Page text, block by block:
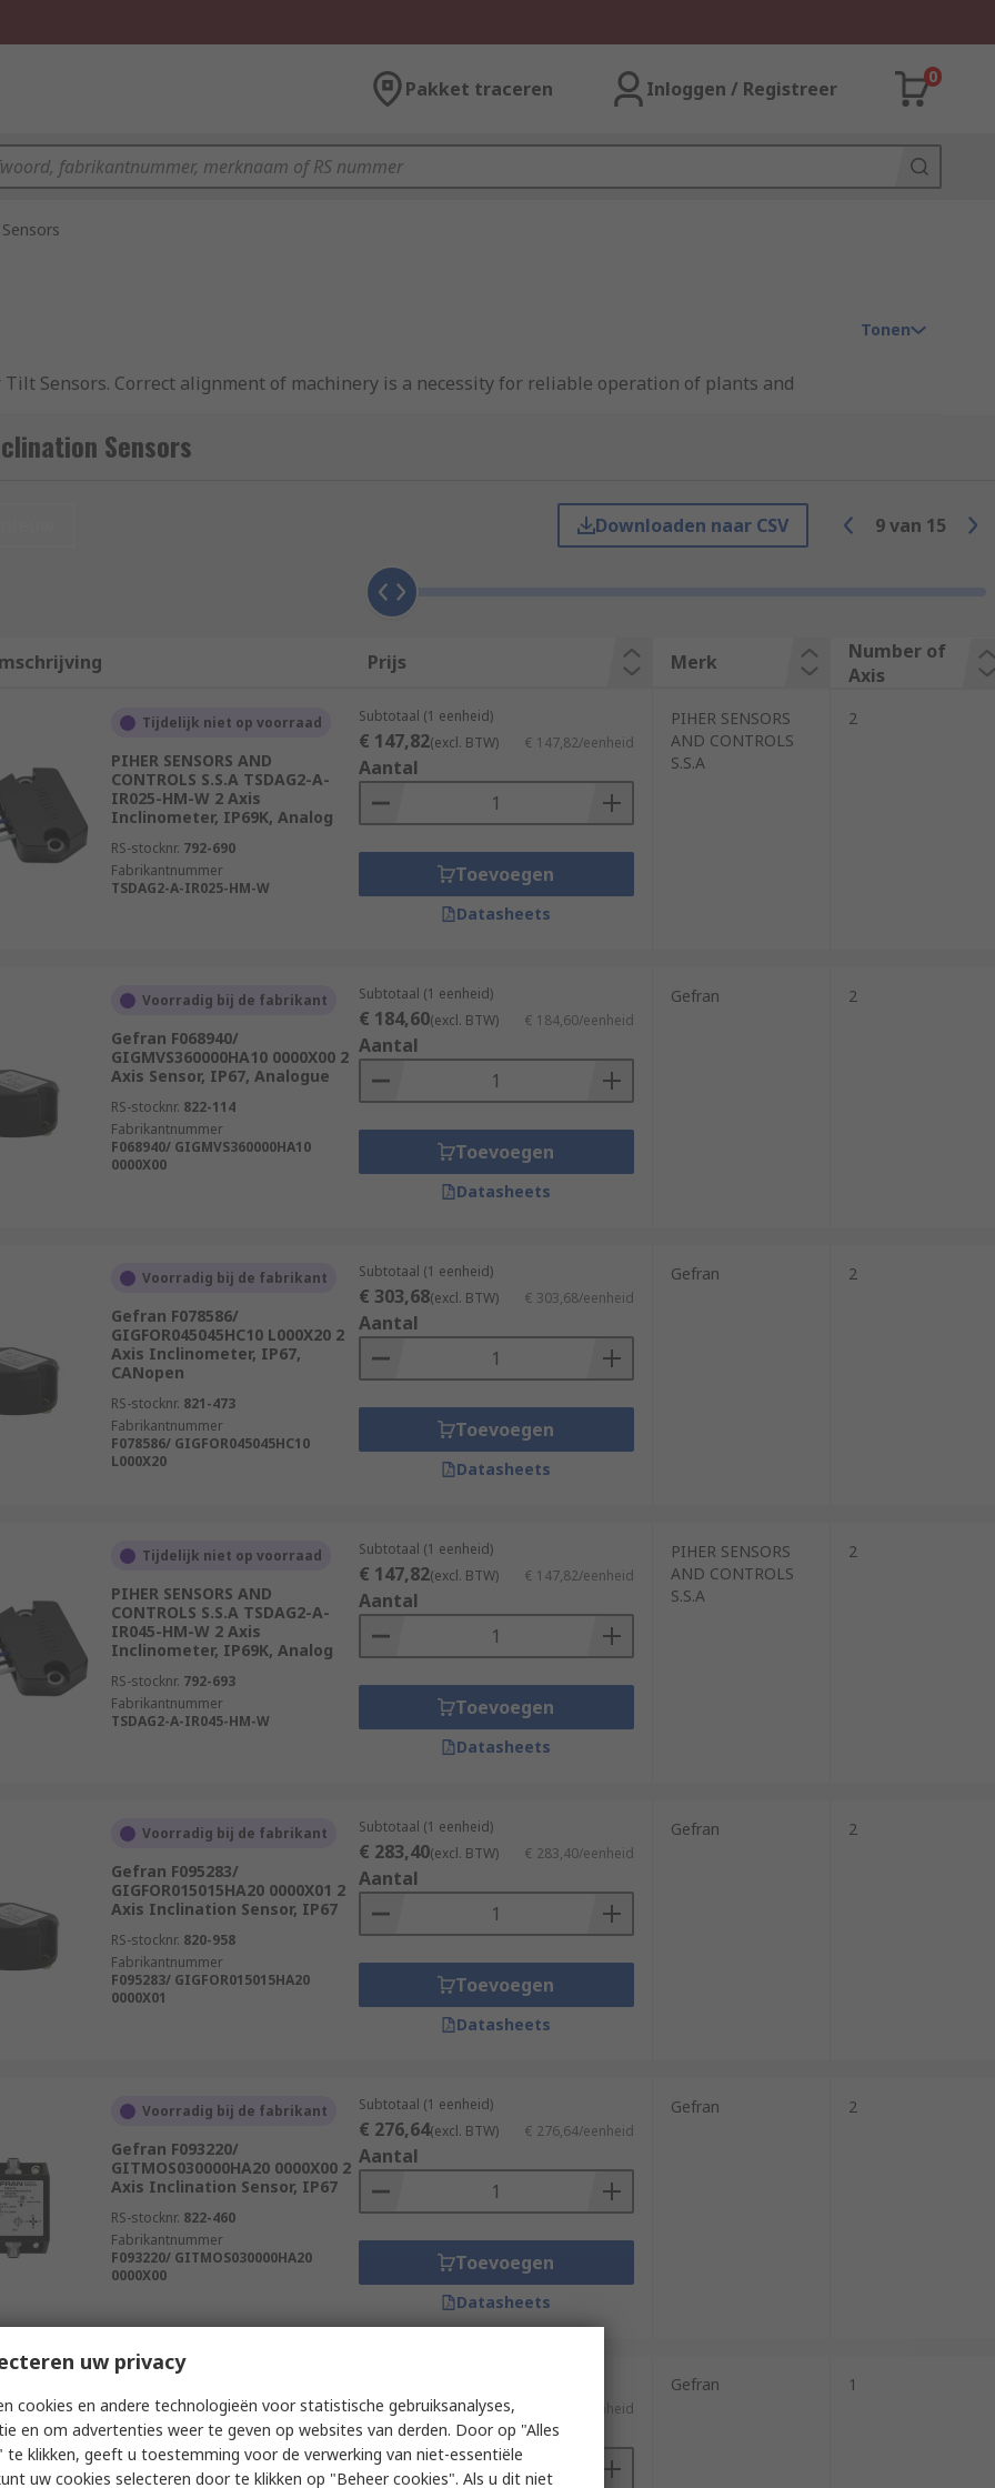
Pakket traceren Inloggen / Registreer
0
Sensors. Correct alignment of machinery is a necessity for reliable operation of plants and
electrical capacity differences can be converted into an analogue voltage. This analogue voltage
They are designed to function and adapt in a range of specific requirements across several
including:
configurable zero point
have to offer and order today for next day delivery
Tonen
Sensors
Downloaden naar CSV 9van 15
Prijs Merk
Number of
Axis
Tijdelijk niet op voorraad
PIHER SENSORS AND
CONTROLS S.S.A TSDAG2-A-
IR025-HM-W 2 Axis
Inclinometer, IP69K, Analog
RS-stocknr. 792-690
Fabrikantnummer
TSDAG2-A-IR025-HM-W
Subtotaal (1 eenheid)
€ 147,82(excl. BTW) € 147,82/eenheid
Aantal
Toevoegen
Datasheets
PIHER SENSORS
AND CONTROLS
S.S.A
2
Voorradig bij de fabrikant
Gefran F068940/
GIGMVS360000HA10 0000X00 2
Axis Sensor, IP67, Analogue
RS-stocknr. 822-114
Fabrikantnummer
F068940/ GIGMVS360000HA10
0000X00
Subtotaal (1 eenheid)
€ 184,60(excl. BTW) € 184,60/eenheid
Aantal
Toevoegen
Datasheets
Gefran 2
Voorradig bij de fabrikant
Gefran F078586/
GIGFOR045045HC10 L000X20 2
Axis Inclinometer, IP67,
CANopen
RS-stocknr. 821-473
Fabrikantnummer
F078586/ GIGFOR045045HC10
L000X20
Subtotaal (1 eenheid)
€ 303,68(excl. BTW) € 303,68/eenheid
Aantal
Toevoegen
Datasheets
Gefran 2
Tijdelijk niet op voorraad
PIHER SENSORS AND
CONTROLS S.S.A TSDAG2-A-
IR045-HM-W 2 Axis
Inclinometer, IP69K, Analog
RS-stocknr. 792-693
Fabrikantnummer
TSDAG2-A-IR045-HM-W
Subtotaal (1 eenheid)
€ 147,82(excl. BTW) € 147,82/eenheid
Aantal
Toevoegen
Datasheets
PIHER SENSORS
AND CONTROLS
S.S.A
2
Voorradig bij de fabrikant
Gefran F095283/
GIGFOR015015HA20 0000X01 2
Axis Inclination Sensor, IP67
RS-stocknr. 820-958
Fabrikantnummer
F095283/ GIGFOR015015HA20
0000X01
Subtotaal (1 eenheid)
€ 283,40(excl. BTW) € 283,40/eenheid
Aantal
Toevoegen
Datasheets
Gefran 2
Voorradig bij de fabrikant
Gefran F093220/
GITMOS030000HA20 0000X00 2
Axis Inclination Sensor, IP67
RS-stocknr. 822-460
Fabrikantnummer
F093220/ GITMOS030000HA20
0000X00
Subtotaal (1 eenheid)
€ 276,64(excl. BTW) € 276,64/eenheid
Aantal
Toevoegen
Datasheets
Gefran 2
Gefran F067311/
GIBFV360000LA10 0000X01 1
Axis Inclination Sensor, IP67
€ 118,04(excl. BTW) € 118,04/eenheid
Aantal
Gefran 1
uw privacy
cookies en andere technologieën voor statistische gebruiksanalyses,
en om advertenties weer te geven op websites van derden. Door op "Alles
te klikken, geeft u toestemming voor de verwerking van niet-essentiële
uw cookies selecteren door te klikken op "Beheer cookies". Als u dit niet